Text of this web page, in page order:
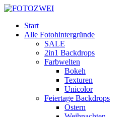
Start
Alle Fotohintergründe
SALE
2in1 Backdrops
Farbwelten
Bokeh
Texturen
Unicolor
Feiertage Backdrops
Ostern